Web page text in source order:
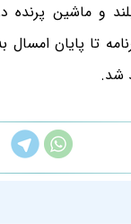
و ماشین
تا پایان امسال